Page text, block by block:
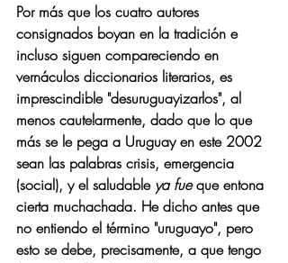
Por más que los cuatro autores
consignados boyan en la tradición e
incluso siguen compareciendo en
vernáculos diccionarios literarios, es
imprescindible "desuruguayizarlos", al
menos cautelarmente, dado que lo que
más se le pega a Uruguay en este 2002
sean las palabras crisis, emergencia
(social), y el saludable ya fue que entona
cierta muchachada. He dicho antes que
no entiendo el término "uruguayo", pero
esto se debe, precisamente, a que tengo